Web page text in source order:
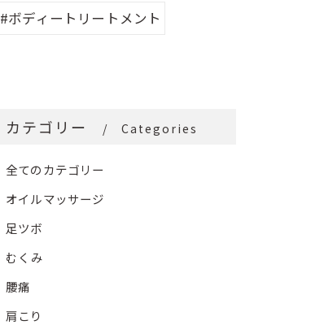
#ボディートリートメント
カテゴリー Categories
全てのカテゴリー
オイルマッサージ
足ツボ
むくみ
腰痛
肩こり